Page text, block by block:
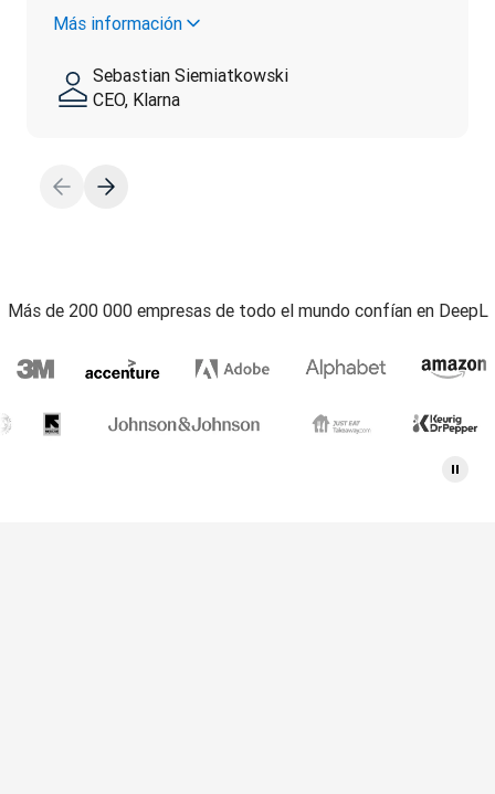
Más información
Sebastian Siemiatkowski
CEO, Klarna
Más de 200 000 empresas de todo el mundo confían en DeepL